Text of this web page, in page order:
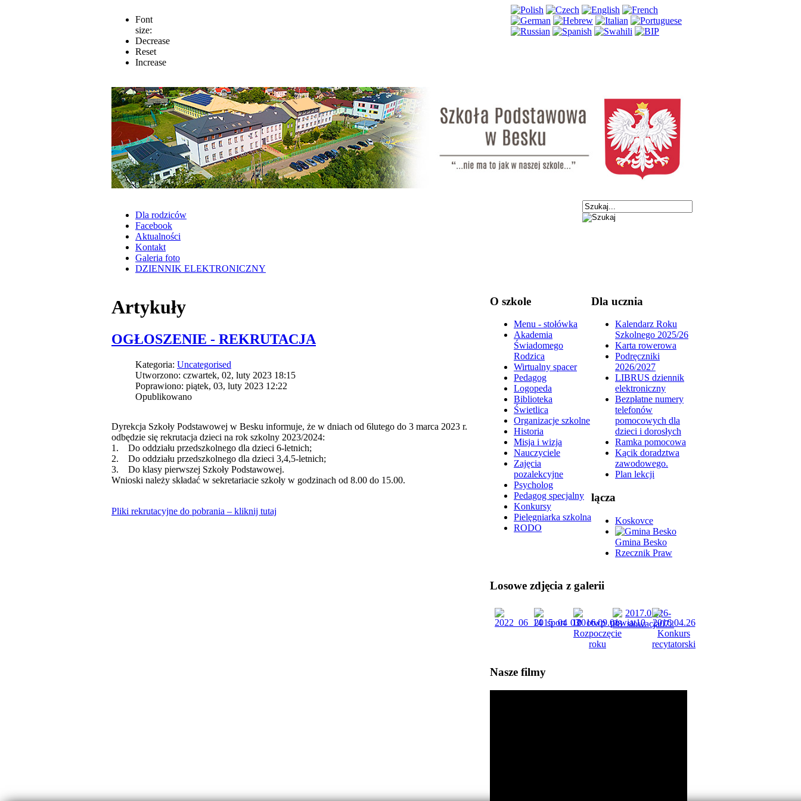
Font
size:
Decrease
Reset
Increase
Dla rodziców
Facebook
Aktualności
Kontakt
Galeria foto
DZIENNIK ELEKTRONICZNY
Artykuły
OGŁOSZENIE - REKRUTACJA
Kategoria: Uncategorised
Utworzono: czwartek, 02, luty 2023 18:15
Poprawiono: piątek, 03, luty 2023 12:22
Opublikowano
Dyrekcja Szkoły Podstawowej w Besku informuje, że w dniach od 6lutego do 3 marca 2023 r.
odbędzie się rekrutacja dzieci na rok szkolny 2023/2024:
1. Do oddziału przedszkolnego dla dzieci 6-letnich;
2. Do oddziału przedszkolnego dla dzieci 3,4,5-letnich;
3. Do klasy pierwszej Szkoły Podstawowej.
Wnioski należy składać w sekretariacie szkoły w godzinach od 8.00 do 15.00.
Pliki rekrutacyjne do pobrania – kliknij tutaj
O szkole
Menu - stołówka
Akademia
Świadomego
Rodzica
Wirtualny spacer
Pedagog
Logopeda
Biblioteka
Świetlica
Organizacje szkolne
Historia
Misja i wizja
Nauczyciele
Zajęcia
pozalekcyjne
Psycholog
Pedagog specjalny
Konkursy
Pielęgniarka szkolna
RODO
Dla ucznia
Kalendarz Roku
Szkolnego 2025/26
Karta rowerowa
Podręczniki
2026/2027
LIBRUS dziennik
elektroniczny
Bezpłatne numery
telefonów
pomocowych dla
dzieci i dorosłych
Ramka pomocowa
Kącik doradztwa
zawodowego.
Plan lekcji
lącza
Koskovce
Gmina Besko
Rzecznik Praw
Losowe zdjęcia z galerii
Nasze filmy